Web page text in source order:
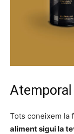
Tots coneixem la
aliment sigui la